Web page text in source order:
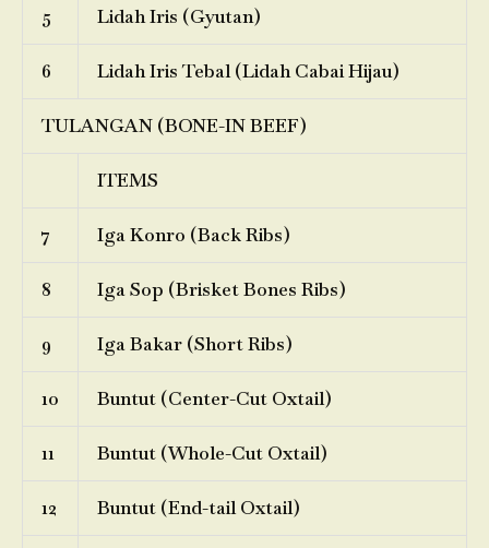
5 Lidah Iris (Gyutan)
6 Lidah Iris Tebal (Lidah Cabai Hijau)
TULANGAN (BONE-IN BEEF)
ITEMS
7 Iga Konro (Back Ribs)
8 Iga Sop (Brisket Bones Ribs)
9 Iga Bakar (Short Ribs)
10 Buntut (Center-Cut Oxtail)
11 Buntut (Whole-Cut Oxtail)
12 Buntut (End-tail Oxtail)